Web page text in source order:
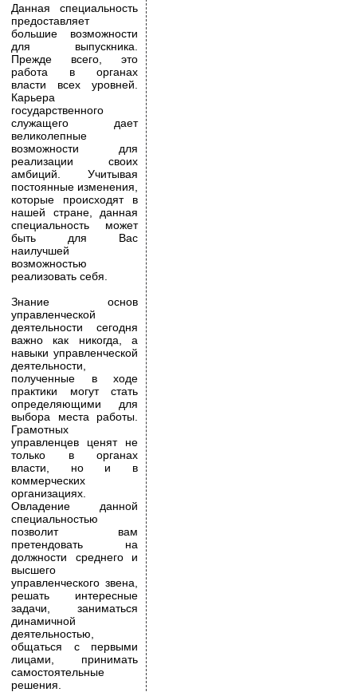
Данная специальность
предоставляет
большие возможности
для выпускника.
Прежде всего, это
работа в органах
власти всех уровней.
Карьера
государственного
служащего дает
великолепные
возможности для
реализации своих
амбиций. Учитывая
постоянные изменения,
которые происходят в
нашей стране, данная
специальность может
быть для Вас
наилучшей
возможностью
реализовать себя.
Знание основ
управленческой
деятельности сегодня
важно как никогда, а
навыки управленческой
деятельности,
полученные в ходе
практики могут стать
определяющими для
выбора места работы.
Грамотных
управленцев ценят не
только в органах
власти, но и в
коммерческих
организациях.
Овладение данной
специальностью
позволит вам
претендовать на
должности среднего и
высшего
управленческого звена,
решать интересные
задачи, заниматься
динамичной
деятельностью,
общаться с первыми
лицами, принимать
самостоятельные
решения.